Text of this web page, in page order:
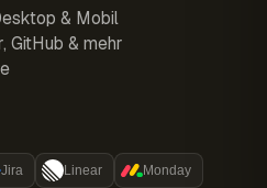
& Mobil
GitHub & mehr
Jira Linear Monday